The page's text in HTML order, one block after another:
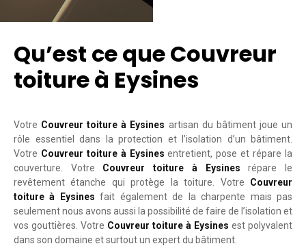
Qu’est ce que Couvreur
toiture à Eysines
Votre Couvreur toiture à Eysines artisan du bâtiment joue un
rôle essentiel dans la protection et l’isolation d’un bâtiment.
Votre Couvreur toiture à Eysines entretient, pose et répare la
couverture. Votre Couvreur toiture à Eysines répare le
revêtement étanche qui protège la toiture. Votre Couvreur
toiture à Eysines fait également de la charpente mais pas
seulement nous avons aussi la possibilité de faire de l’isolation et
vos gouttières. Votre Couvreur toiture à Eysines est polyvalent
dans son domaine et surtout un expert du bâtiment.